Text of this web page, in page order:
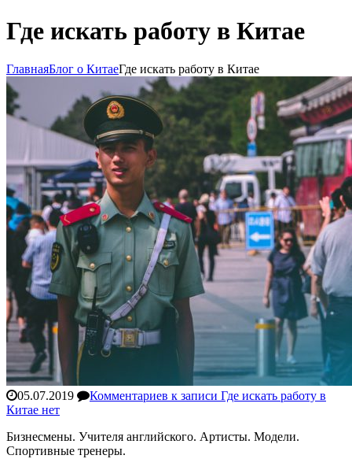
Где искать работу в Китае
ГлавнаяБлог о КитаеГде искать работу в Китае
05.07.2019 Комментариев к записи Где искать работу в
Китае нет
Бизнесмены. Учителя английского. Артисты. Модели.
Спортивные тренеры.